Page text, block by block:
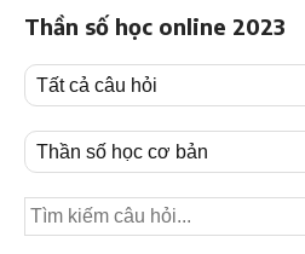
Thần số học online 2023